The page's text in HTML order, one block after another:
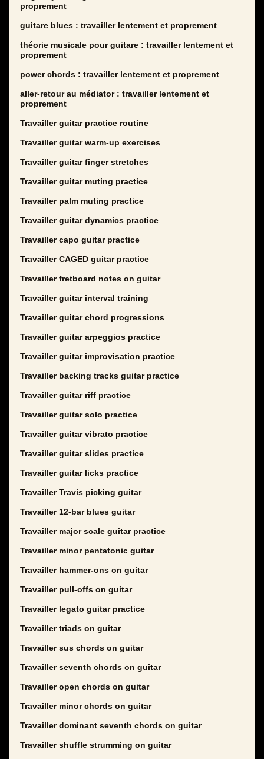
proprement
guitare blues : travailler lentement et proprement
théorie musicale pour guitare : travailler lentement et
proprement
power chords : travailler lentement et proprement
aller-retour au médiator : travailler lentement et
proprement
Travailler guitar practice routine
Travailler guitar warm-up exercises
Travailler guitar finger stretches
Travailler guitar muting practice
Travailler palm muting practice
Travailler guitar dynamics practice
Travailler capo guitar practice
Travailler CAGED guitar practice
Travailler fretboard notes on guitar
Travailler guitar interval training
Travailler guitar chord progressions
Travailler guitar arpeggios practice
Travailler guitar improvisation practice
Travailler backing tracks guitar practice
Travailler guitar riff practice
Travailler guitar solo practice
Travailler guitar vibrato practice
Travailler guitar slides practice
Travailler guitar licks practice
Travailler Travis picking guitar
Travailler 12-bar blues guitar
Travailler major scale guitar practice
Travailler minor pentatonic guitar
Travailler hammer-ons on guitar
Travailler pull-offs on guitar
Travailler legato guitar practice
Travailler triads on guitar
Travailler sus chords on guitar
Travailler seventh chords on guitar
Travailler open chords on guitar
Travailler minor chords on guitar
Travailler dominant seventh chords on guitar
Travailler shuffle strumming on guitar